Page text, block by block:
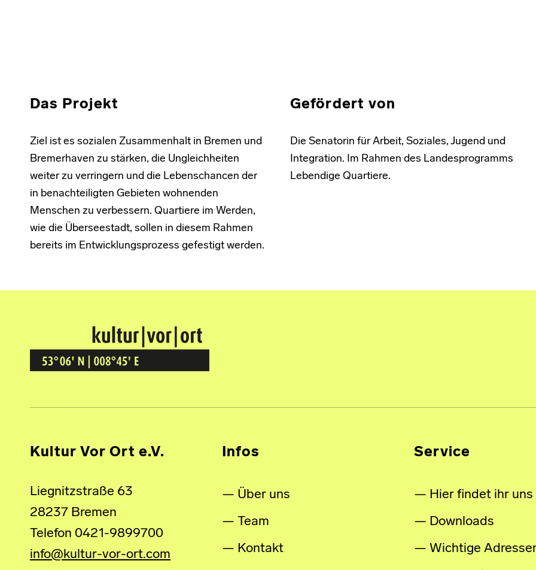
Das Projekt
Ziel ist es sozialen Zusammenhalt in Bremen und
Bremerhaven zu stärken, die Ungleichheiten
weiter zu verringern und die Lebenschancen der
in benachteiligten Gebieten wohnenden
Menschen zu verbessern. Quartiere im Werden,
wie die Überseestadt, sollen in diesem Rahmen
bereits im Entwicklungsprozess gefestigt werden.
Gefördert von
Die Senatorin für Arbeit, Soziales, Jugend und
Integration. Im Rahmen des Landesprogramms
Lebendige Quartiere.
Kultur Vor Ort
BREMEN GRÖPELINGEN
Kultur Vor Ort e.V.
Liegnitzstraße 63
28237 Bremen
Telefon 0421-9899700
info@kultur-vor-ort.com
Infos
Über uns
Team
Kontakt
Service
Hier findet ihr uns
Downloads
Wichtige